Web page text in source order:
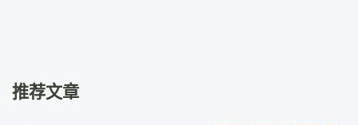
推荐文章